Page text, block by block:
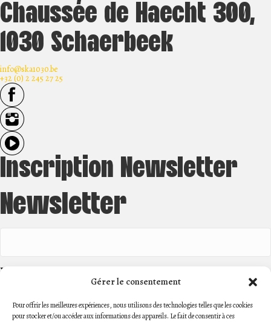
Gérer le consentement
Pour offrir les meilleures expériences, nous utilisons des technologies telles que les cookies
pour stocker et/ou accéder aux informations des appareils. Le fait de consentir à ces
Chaussée de Haecht 300,
1030 Schaerbeek
info@ska1030.be
+32 (0) 2 245 27 25
Inscription Newsletter
Newsletter
Politique de confidentialité
J'accepte le stockage et le traitement de mes données par ce